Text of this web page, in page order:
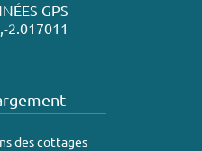
GPS
2.017011
des cottages